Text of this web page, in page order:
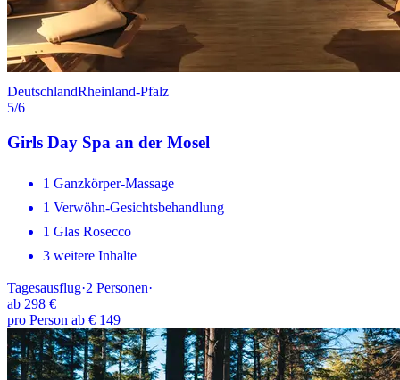
DeutschlandRheinland-Pfalz
5/6
Girls Day Spa an der Mosel
1 Ganzkörper-Massage
1 Verwöhn-Gesichtsbehandlung
1 Glas Rosecco
3 weitere Inhalte
Tagesausflug·2 Personen·
ab 298 €
pro Person ab € 149